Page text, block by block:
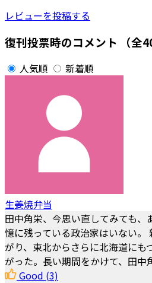
レビューを投稿する
復刊投票時のコメント （全
人気順 新着順
生姜焼弁当
田中角栄、今思い直してみても
憶に残っている政治家はいない。
がり、東北からさらに北海道にも
がった。長い期間をかけて、田中
Good (3)